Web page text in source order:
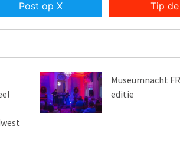
Post op X Tip
Museumnacht
editie